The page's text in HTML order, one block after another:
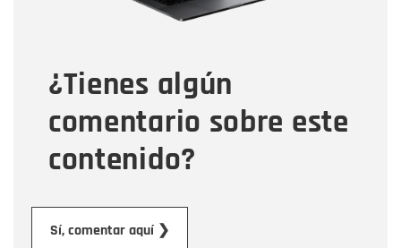
¿Tienes algún
comentario sobre este
contenido?
Sí, comentar aquí ❯
Tipo de comentario
Mensaje